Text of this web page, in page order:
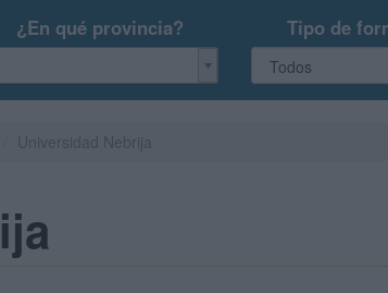
¿En qué provincia? Tipo de